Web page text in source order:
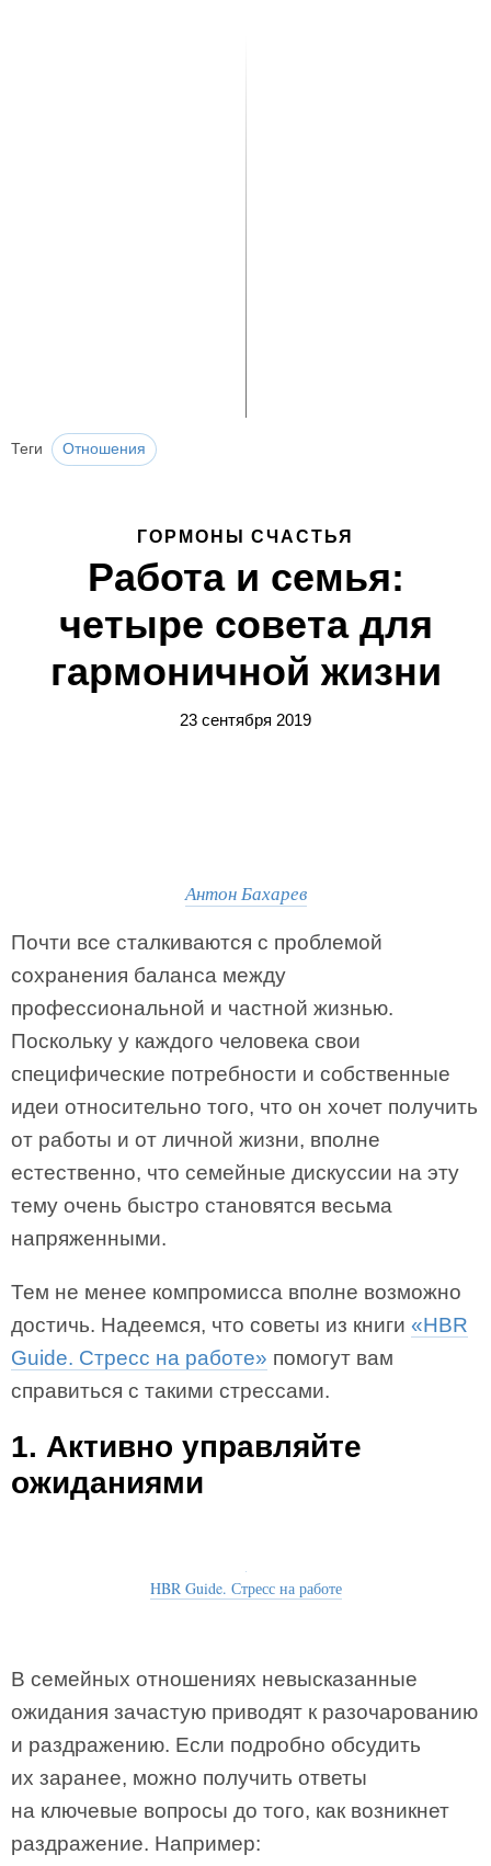
Теги Отношения
ГОРМОНЫ СЧАСТЬЯ
Работа и семья:
четыре совета для
гармоничной жизни
23 сентября 2019
Антон Бахарев
Почти все сталкиваются с проблемой
сохранения баланса между
профессиональной и частной жизнью.
Поскольку у каждого человека свои
специфические потребности и собственные
идеи относительно того, что он хочет получить
от работы и от личной жизни, вполне
естественно, что семейные дискуссии на эту
тему очень быстро становятся весьма
напряженными.
Тем не менее компромисса вполне возможно
достичь. Надеемся, что советы из книги «HBR
Guide. Стресс на работе» помогут вам
справиться с такими стрессами.
1. Активно управляйте
ожиданиями
HBR Guide. Стресс на работе
В семейных отношениях невысказанные
ожидания зачастую приводят к разочарованию
и раздражению. Если подробно обсудить
их заранее, можно получить ответы
на ключевые вопросы до того, как возникнет
раздражение. Например: